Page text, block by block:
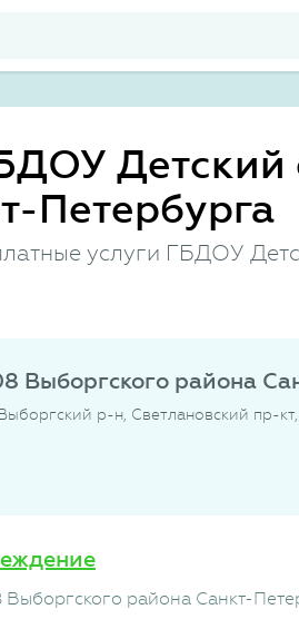
Петербурга
услуги ГБДОУ
Выборгского района
р-н, Светлановский пр-
района Санкт-